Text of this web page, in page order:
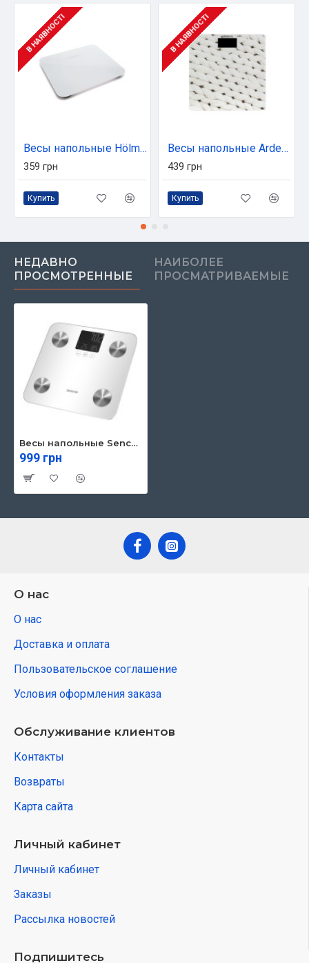
В НАЯВНОСТІ
Весы напольные Hölmer HSB-3036W
359 грн
Купить
В НАЯВНОСТІ
Весы напольные Ardesto SCB-965KNIT
439 грн
Купить
НЕДАВНО
ПРОСМОТРЕННЫЕ
НАИБОЛЕЕ
ПРОСМАТРИВАЕМЫЕ
Весы напольные Sencor SBS6025WH
999 грн
О нас
О нас
Доставка и оплата
Пользовательское соглашение
Условия оформления заказа
Обслуживание клиентов
Контакты
Возвраты
Карта сайта
Личный кабинет
Личный кабинет
Заказы
Рассылка новостей
Подпишитесь